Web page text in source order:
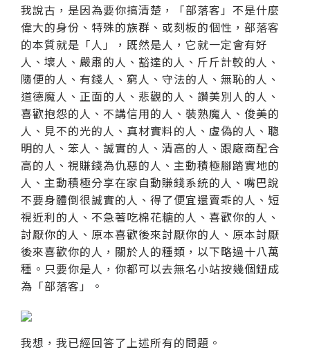
我說古，是因為要你搞清楚，「部落客」不是什麼
偉大的身份、特殊的族群、或刻板的個性，部落客
的本質就是「人」，既然是人，它就一定會有好
人、壞人、嚴肅的人、豁達的人、斤斤計較的人、
隨便的人、有錢人、窮人、守法的人、無恥的人、
道德魔人、正面的人、悲觀的人、讚美別人的人、
喜歡抱怨的人、不講信用的人、裝熟魔人、俊美的
人、見不的光的人、真材實料的人、虛偽的人、聰
明的人、笨人、誠實的人、清高的人、跟廠商配合
高的人、視賺錢為仇惡的人、主動積極腳踏實地的
人、主動積極分享在家自動賺錢系統的人、嘴巴說
不要身體倒很誠實的人、得了便宜還賣乖的人、短
視近利的人、不急著吃棉花糖的人、喜歡你的人、
討厭你的人、原本喜歡後來討厭你的人、原本討厭
後來喜歡你的人，關於人的種類，以下略過十八萬
種。只要你是人，你都可以去無名小站按幾個鈕成
為「部落客」。
我想，我已經回答了上述所有的問題。